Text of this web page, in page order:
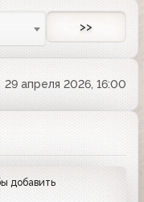
>>
29 апреля 2026, 16:00
добавить